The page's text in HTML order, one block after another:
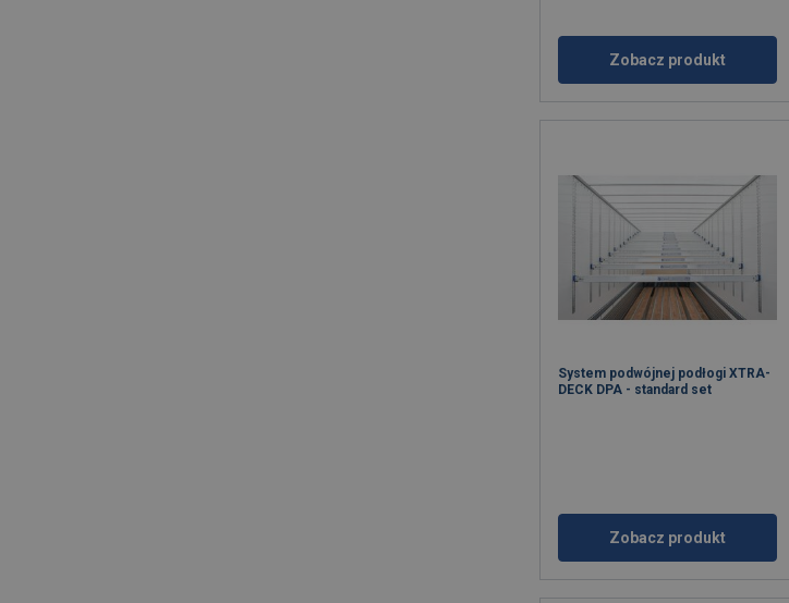
Zobacz produkt
System podwójnej podłogi XTRA-
DECK DPA - standard set
Zobacz produkt